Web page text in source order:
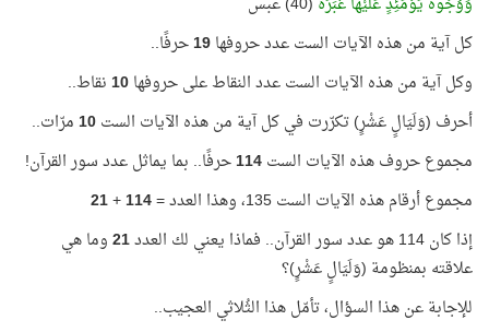
كل آية من هذه الآيات الست عدد حروفها19حرفًا..
وكل آية من هذه الآيات الست عدد النقاط على حروفها10نقاط..
أحرف (وَلَيَالٍ عَشْرٍ) تكرّرت في كل آية من هذه الآيات الست10مرّات..
مجموع حروف هذه الآيات الست114حرفًا.. بما يماثل عدد سور القرآن!
مجموع أرقام هذه الآيات الست 135، وهذا العدد =
114
+
21
إذا كان 114 هو عدد سور القرآن.. فماذا يعني لك العدد
21وما هي
علاقته بمنظومة (وَلَيَالٍ عَشْرٍ)؟
للإجابة عن هذا السؤال، تأمّل هذا الثُلاثي العجيب..